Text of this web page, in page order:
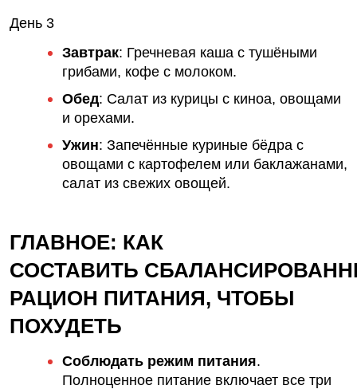
День 3
Завтрак: Гречневая каша с тушёными
грибами, кофе с молоком.
Обед: Салат из курицы с киноа, овощами
и орехами.
Ужин: Запечённые куриные бёдра с
овощами с картофелем или баклажанами,
салат из свежих овощей.
ГЛАВНОЕ: КАК
СОСТАВИТЬ
РАЦИОН ПИТАНИЯ, ЧТОБЫ
ПОХУДЕТЬ
Соблюдать режим питания.
Полноценное питание включает все три